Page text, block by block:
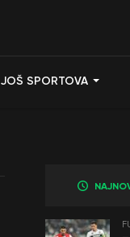
JOŠ SPORTOVA